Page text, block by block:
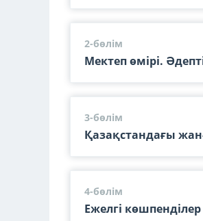
2-бөлім
Мектеп өмірі.
3-бөлім
Қазақстандағы
4-бөлім
Ежелгі